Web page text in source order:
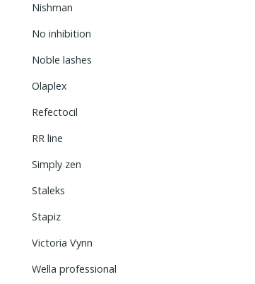
Nishman
No inhibition
Noble lashes
Olaplex
Refectocil
RR line
Simply zen
Staleks
Stapiz
Victoria Vynn
Wella professional